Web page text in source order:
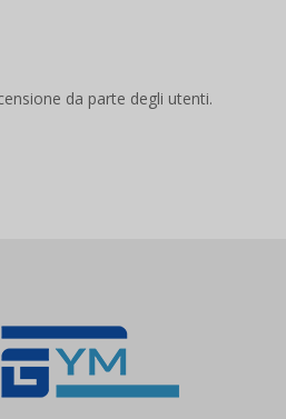
da parte degli utenti.